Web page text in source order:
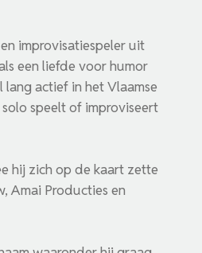
improvisatiespeler uit
een liefde voor humor
actief in het Vlaamse
speelt of improviseert
hij zich op de kaart zette
Amai Producties en